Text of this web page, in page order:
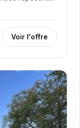
et...
Voir l'offre